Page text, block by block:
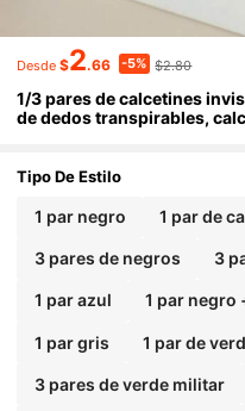
Desde $2.66 -5% $2.80
1/3 pares de calcetines
de dedos transpirables,
Tipo De Estilo
1 par negro 1 par de
3 pares de negros 3
1 par azul 1 par negro
1 par gris 1 par de
3 pares de verde militar